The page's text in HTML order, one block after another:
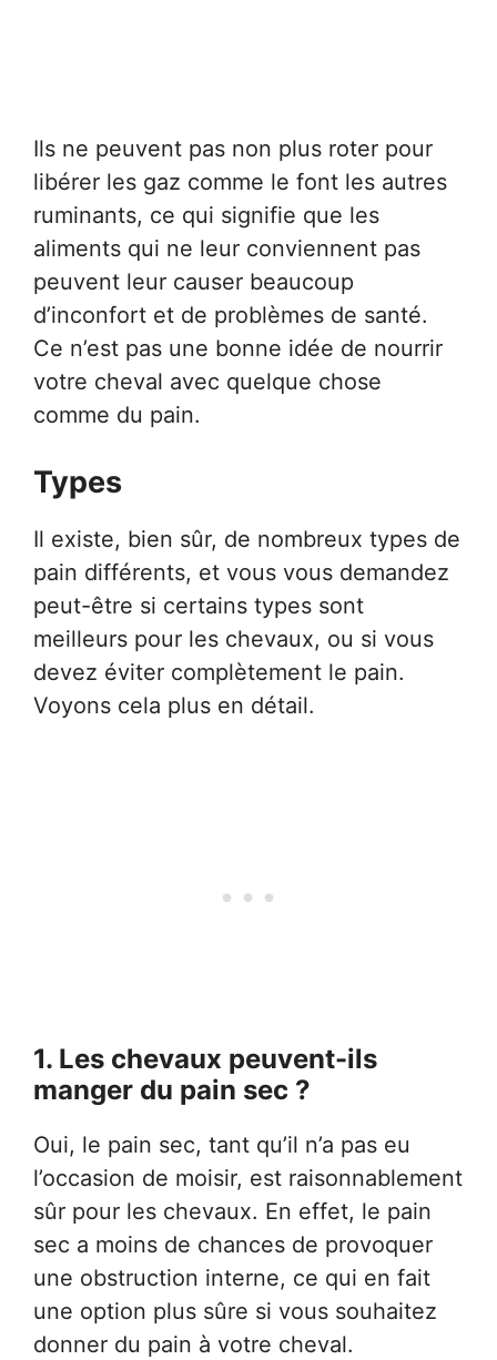
Ils ne peuvent pas non plus roter pour
libérer les gaz comme le font les autres
ruminants, ce qui signifie que les
aliments qui ne leur conviennent pas
peuvent leur causer beaucoup
d’inconfort et de problèmes de santé.
Ce n’est pas une bonne idée de nourrir
votre cheval avec quelque chose
comme du pain.
Types
Il existe, bien sûr, de nombreux types de
pain différents, et vous vous demandez
peut-être si certains types sont
meilleurs pour les chevaux, ou si vous
devez éviter complètement le pain.
Voyons cela plus en détail.
1. Les chevaux peuvent-ils
manger du pain sec ?
Oui, le pain sec, tant qu’il n’a pas eu
l’occasion de moisir, est raisonnablement
sûr pour les chevaux. En effet, le pain
sec a moins de chances de provoquer
une obstruction interne, ce qui en fait
une option plus sûre si vous souhaitez
donner du pain à votre cheval.